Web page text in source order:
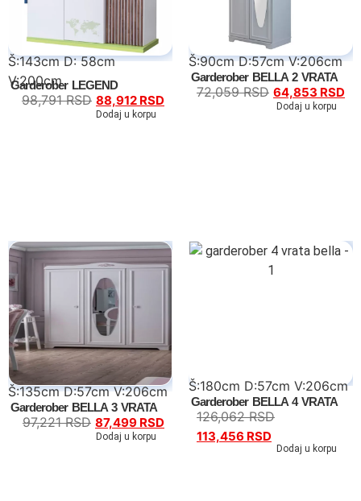
Š:143cm D: 58cm
V:200cm
Garderober LEGEND
98,791RSD 88,912 RSD
Dodaj u korpu
Š:90cm D:57cm V:206cm
Garderober BELLA 2 VRATA
72,059RSD 64,853 RSD
Dodaj u korpu
Š:135cm D:57cm V:206cm
Garderober BELLA 3 VRATA
97,221RSD 87,499 RSD
Dodaj u korpu
Š:180cm D:57cm V:206cm
Garderober BELLA 4 VRATA
126,062RSD
113,456 RSD
Dodaj u korpu